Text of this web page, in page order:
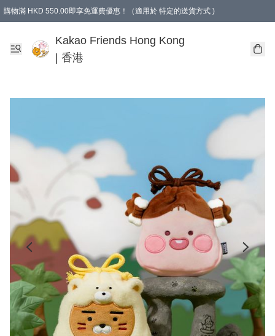
購物滿 HKD 550.00即享免運費優惠！（適用於 特定的送貨方式 )
Kakao Friends Hong Kong
| 香港